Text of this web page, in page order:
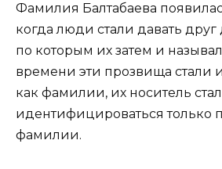
Фамилия Балтабаева
когда люди стали давать
по которым их затем и
времени эти прозвища стали
как фамилии, их носитель стал
идентифицироваться только
фамилии.